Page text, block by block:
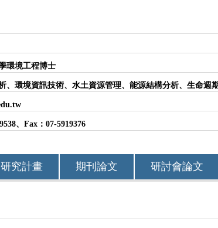
環境工程博士
、環境資訊技術、水土資源管理、能源結構分析、生命週
、Fax：07-5919376
研究計畫 期刊論文 研討會論文